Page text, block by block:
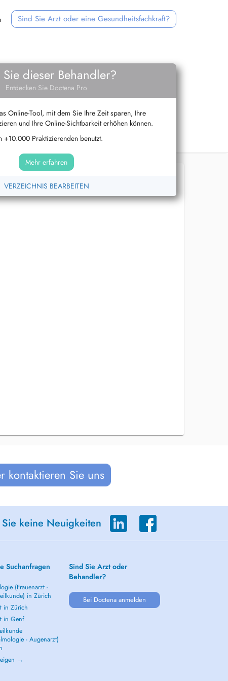
Sind Sie Arzt oder eine Gesundheitsfachkraft?
dieser Behandler?
Entdecken Sie Doctena Pro
Online-Tool, mit dem Sie Ihre Zeit sparen, Ihre
und Ihre Online-Sichtbarkeit erhöhen können.
+10.000 Praktizierenden benutzt.
Mehr erfahren
VERZEICHNIS BEARBEITEN
kontaktieren Sie uns
keine Neuigkeiten
Suchanfragen
(Frauenarzt -
in Zürich
in Zürich
in Genf
- Augenarzt)
→
Sind Sie Arzt oder
Behandler?
Bei Doctena anmelden